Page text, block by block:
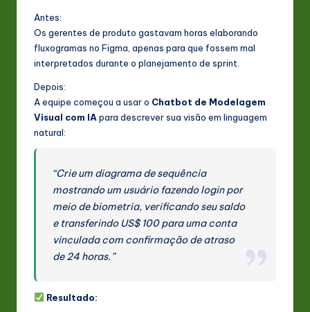
Antes:
Os gerentes de produto gastavam horas elaborando
fluxogramas no Figma, apenas para que fossem mal
interpretados durante o planejamento de sprint.
Depois:
A equipe começou a usar o Chatbot de Modelagem
Visual com IA para descrever sua visão em linguagem
natural:
“Crie um diagrama de sequência
mostrando um usuário fazendo login por
meio de biometria, verificando seu saldo
e transferindo US$ 100 para uma conta
vinculada com confirmação de atraso
de 24 horas.”
Resultado: